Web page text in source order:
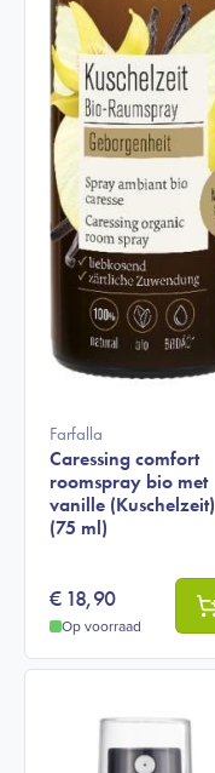
Farfalla
Caressing comfort
roomspray bio met
vanille (Kuschelzeit)
(75 ml)
€18,90
Op voorraad